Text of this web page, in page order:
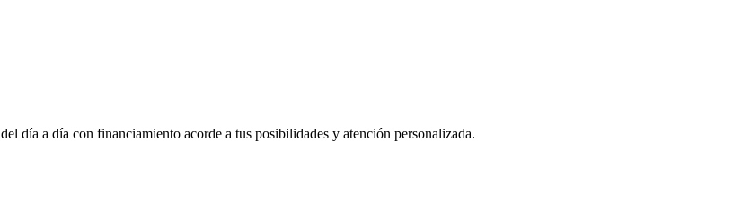
día a día con financiamiento acorde a tus posibilidades y atención personalizada.